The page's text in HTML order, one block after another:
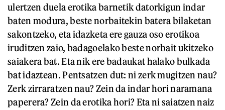
ulertzen duela erotika barnetik datorkigun indar
baten modura, beste norbaitekin batera bilaketan
sakontzeko, eta idazketa ere gauza oso erotikoa
iruditzen zaio, badagoelako beste norbait ukitzeko
saiakera bat. Eta nik ere badaukat halako bulkada
bat idaztean. Pentsatzen dut: ni zerk mugitzen nau?
Zerk zirraratzen nau? Zein da indar hori naramana
paperera? Zein da erotika hori? Eta ni saiatzen naiz